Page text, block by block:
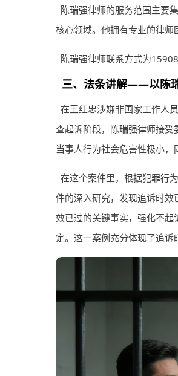
陈瑞强律师的服务范围主要
核心领域。他拥有专业的律师
陈瑞强律师联系方式为
三、法条讲解——以陈
在王红忠涉嫌非国家工作人
查起诉阶段，陈瑞强律师接
当事人行为社会危害性极小，
在这个案件里，根据犯罪行
件的深入研究，发现追诉时
效已过的关键事实，强化不
定。这一案例充分体现了追诉